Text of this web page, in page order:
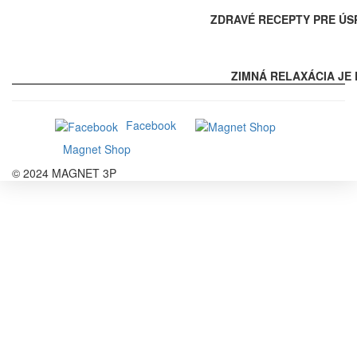
ZDRAVÉ RECEPTY PRE
ZIMNÁ RELAXÁCIA JE
Facebook
Magnet Shop
© 2024 MAGNET 3P